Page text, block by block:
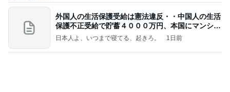
外国人の生活保護受給は憲法違反・・中国人の生活
保護不正受給で貯蓄４０００万円、本国にマンショ
ンを
日本人よ、いつまで寝てる、起きろ。 1日前